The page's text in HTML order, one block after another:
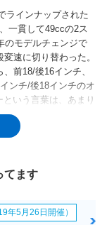
ラインナップされた
一貫して49ccの2ス
のモデルチェンジで
速に切り替わった。
前18/後16インチ、
ンチ/後18インチのオ
いう言葉は、あまり
スズキは「バンディ
な、やはりいい意味
に行動する人という
た。ギャンブラーと
ブラーです」は通用
てます
年5月26日開催）